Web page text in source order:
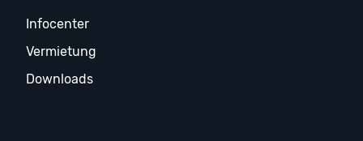
Infocenter
Vermietung
Downloads